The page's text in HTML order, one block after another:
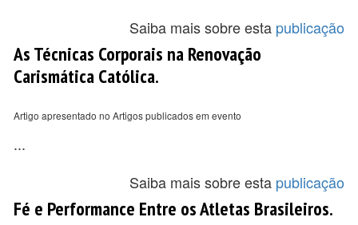
Saiba mais sobre esta publicação
As Técnicas Corporais na Renovação
Carismática Católica.
Artigo apresentado no Artigos publicados em evento
...
Saiba mais sobre esta publicação
Fé e Performance Entre os Atletas Brasileiros.